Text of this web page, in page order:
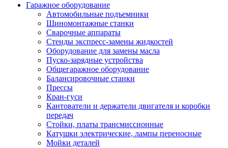
Гаражное оборудование
Автомобильные подъемники
Шиномонтажные станки
Сварочные аппараты
Стенды экспресс-замены жидкостей
Оборудование для замены масла
Пуско-зарядные устройства
Общегаражное оборудование
Балансировочные станки
Прессы
Кран-гуси
Кантователи и держатели двигателя и коробки
передач
Стойки, платы трансмиссионные
Катушки электрические, лампы переносные
Мойки деталей